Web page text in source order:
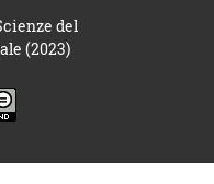
del
(2023)